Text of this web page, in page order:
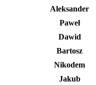
Aleksander
Paweł
Dawid
Bartosz
Nikodem
Jakub